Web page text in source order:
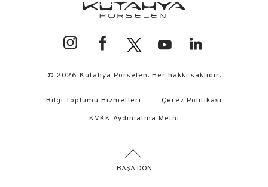
© 2026 Kütahya Porselen. Her hakkı saklıdır.
Bilgi Toplumu Hizmetleri
Çerez Politikası
KVKK Aydınlatma Metni
BAŞA DÖN